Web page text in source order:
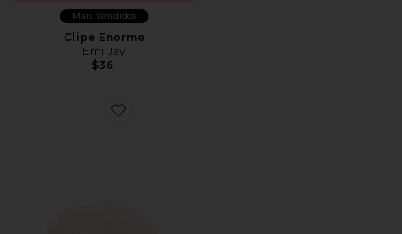
Mais Vendidos
Clipe Enorme
Emi Jay
$36
Favorite Half Moon Clip